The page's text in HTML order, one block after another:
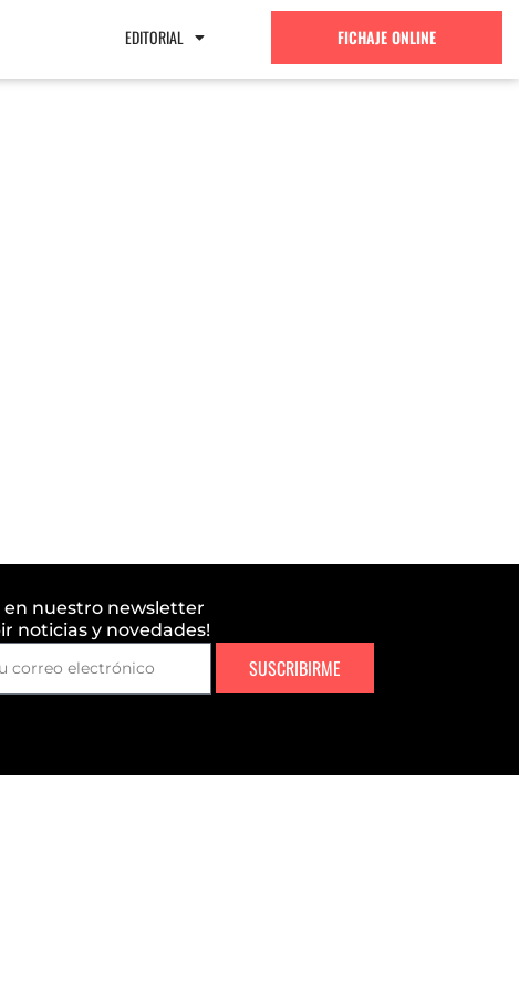
EDITORIAL FICHAJE ONLINE
en nuestro newsletter
noticias y novedades!
SUSCRIBIRME